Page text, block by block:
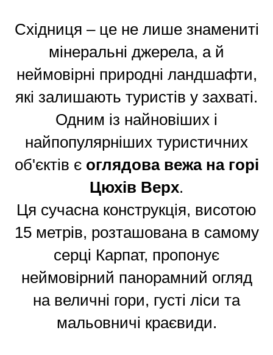
Східниця – це не лише знамениті
мінеральні джерела, а й
неймовірні природні ландшафти,
які залишають туристів у захваті.
Одним із найновіших і
найпопулярніших туристичних
об'єктів є оглядова вежа на горі
Цюхів Верх.
Ця сучасна конструкція, висотою
15 метрів, розташована в самому
серці Карпат, пропонує
неймовірний панорамний огляд
на величні гори, густі ліси та
мальовничі краєвиди.